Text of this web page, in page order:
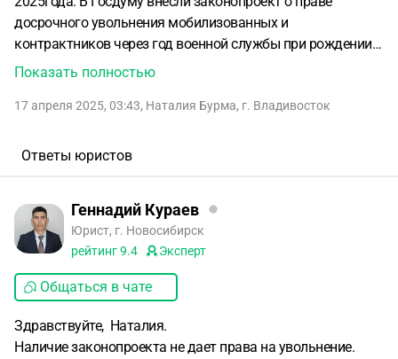
досрочного увольнения мобилизованных и
контрактников через год военной службы при рождении
третьего или последующего ребенка. Документ
Подробнее в ПГ: https://www.pnp.ru/social/voennym-
rebenka.html?ysclid=m9ka5xqdz9826920016
же как он. Он подал заявление и поехал домой.
Показать полностью
17 апреля 2025, 03:43, Наталия Бурма, г. Владивосток
Ответы юристов
Геннадий Кураев
Юрист, г. Новосибирск
рейтинг9.4 Эксперт
Общаться в чате
Здравствуйте, Наталия.
Наличие законопроекта не дает права на увольнение.